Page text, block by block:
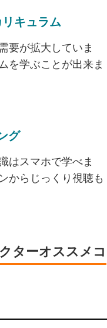
キュラム
要が拡大していま
を学ぶことが出来ま
グ
はスマホで学べま
からじっくり視聴も
ターオススメコ